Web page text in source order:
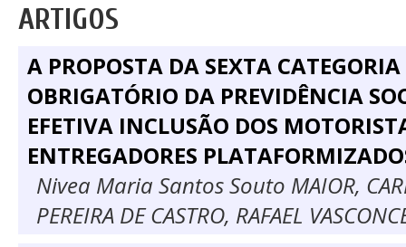
ARTIGOS
A PROPOSTA DA SEXTA
OBRIGATÓRIO DA PREVIDÊNCIA
EFETIVA INCLUSÃO DOS
ENTREGADORES
Nivea Maria Santos Souto MAIOR,
PEREIRA DE CASTRO, RAFAEL